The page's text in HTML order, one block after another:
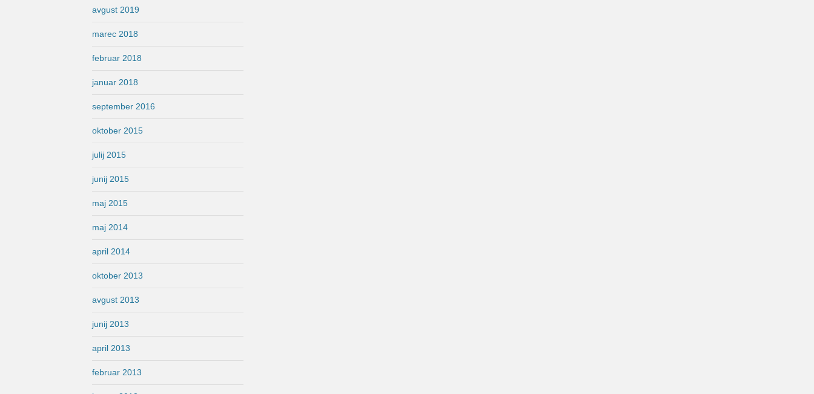
avgust 2019
marec 2018
februar 2018
januar 2018
september 2016
oktober 2015
julij 2015
junij 2015
maj 2015
maj 2014
april 2014
oktober 2013
avgust 2013
junij 2013
april 2013
februar 2013